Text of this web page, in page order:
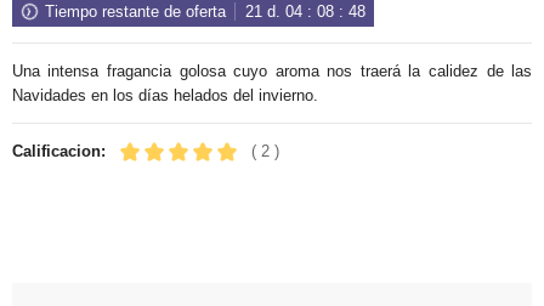
Tiempo restante de oferta 21 d. 04: 08: 47
Una intensa fragancia golosa cuyo aroma nos traerá la calidez de las
Navidades en los días helados del invierno.
Calificacion: ( 2 )